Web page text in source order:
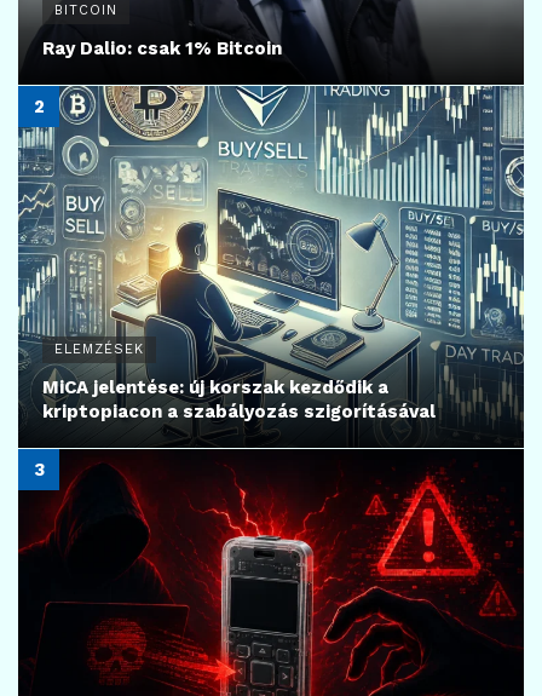
BITCOIN
Ray Dalio: csak 1% Bitcoin
ELEMZÉSEK
MiCA jelentése: új korszak kezdődik a
kriptopiacon a szabályozás szigorításával